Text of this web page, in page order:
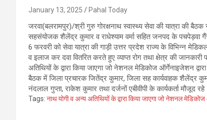
January 13, 2025 Pahal Today
जरवा(बलरामपुर)/श्री गुरु गोरक्षनाथ स्वास्थ्य सेवा की यात्रा की
सहसंयोजक शैलेंद्र कुमार व राधेश्याम वर्मा सहित जनपद के पचपेड़वा
6 फरवरी को सेवा यात्रा की गाड़ी उत्तर प्रदेश राज्य के विभिन्न
व इलाज कर दवा वितरित करते हुए व्याप्त रोग तथा क्षेत्र की
अतिथियों के द्वारा किया जाएगा जो नेशनल मेडिकोज ऑर्गेनाइजेशन
बैठक में जिला प्रचारक जितेंद्र कुमार, जिला सह कार्यवाहक शैलेंद्र
नंदलाल गुप्ता, राकेश कुमार तथा दर्जनों एबीवीपी के कार्यकर्ता मौजूद
Tags: नाथ योगी व अन्य अतिथियों के द्वारा किया जाएगा जो नेशनल